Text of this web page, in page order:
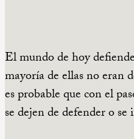
El mundo de hoy
mayoría de ellas no eran
es probable que con el
se dejen de defender o